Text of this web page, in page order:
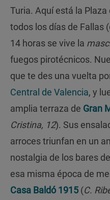
Turia. Aquí está la
todos los días de Fallas
14 horas se vive la
fuegos pirotécnicos.
que te des una vuelta
Central de Valencia, y
amplia terraza de Gran
Cristina, 12). Sus
arroces triunfan en un
nostalgia de los bares
esa misma época de
Casa Baldó 1915 (C.